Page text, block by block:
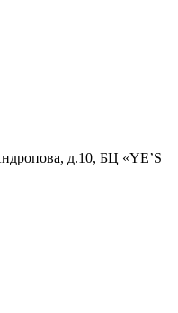
д.10, БЦ «YE’S